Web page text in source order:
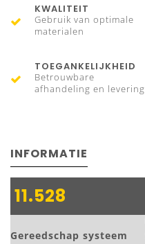
KWALITEIT
Gebruik van optimale
materialen
TOEGANKELIJKHEID
Betrouwbare
afhandeling en levering
INFORMATIE
11.528
Gereedschap systeem